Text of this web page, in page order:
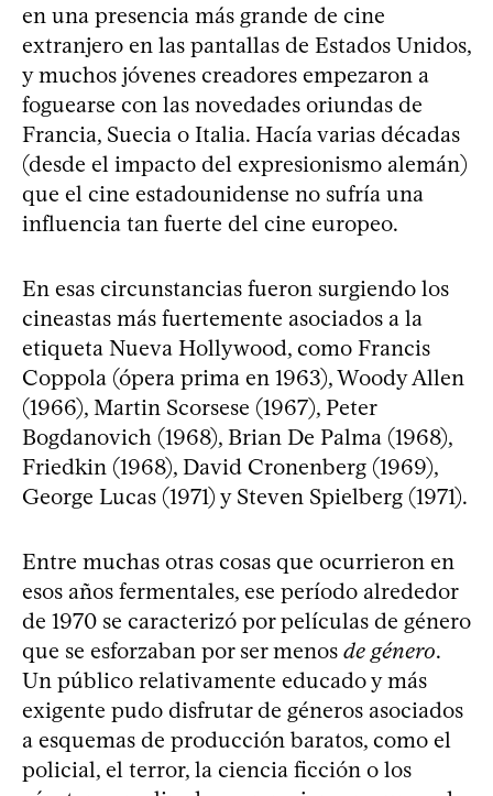
en una presencia más grande de cine
extranjero en las pantallas de Estados Unidos,
y muchos jóvenes creadores empezaron a
foguearse con las novedades oriundas de
Francia, Suecia o Italia. Hacía varias décadas
(desde el impacto del expresionismo alemán)
que el cine estadounidense no sufría una
influencia tan fuerte del cine europeo.
En esas circunstancias fueron surgiendo los
cineastas más fuertemente asociados a la
etiqueta Nueva Hollywood, como Francis
Coppola (ópera prima en 1963), Woody Allen
(1966), Martin Scorsese (1967), Peter
Bogdanovich (1968), Brian De Palma (1968),
Friedkin (1968), David Cronenberg (1969),
George Lucas (1971) y Steven Spielberg (1971).
Entre muchas otras cosas que ocurrieron en
esos años fermentales, ese período alrededor
de 1970 se caracterizó por películas de género
que se esforzaban por ser menos de género.
Un público relativamente educado y más
exigente pudo disfrutar de géneros asociados
a esquemas de producción baratos, como el
policial, el terror, la ciencia ficción o los